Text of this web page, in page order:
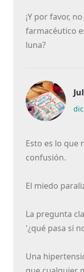
¡Y por favor,
farmacéutico
luna?
Esto es lo que
confusión.
El miedo
La pregunta
'¿qué pasa si
Una